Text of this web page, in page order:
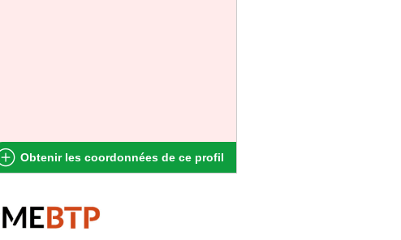
Obtenir les coordonnées de ce profil